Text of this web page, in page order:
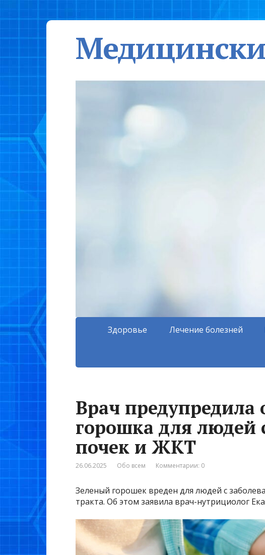
Здоровье Лечение болезней
Врач предупредила
горошка для людей
почек и ЖКТ
26.06.2025 Обо всем Комментарии: 0
Зеленый горошек вреден для людей с
тракта. Об этом заявила врач-нутрициолог